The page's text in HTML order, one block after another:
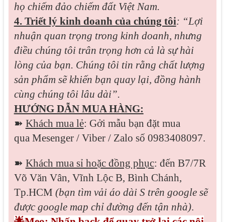
họ chiếm đảo chiếm đất Việt Nam.
4. Triết lý kinh doanh của chúng tôi: “Lợi
nhuận quan trọng trong kinh doanh, nhưng
điều chúng tôi trân trọng hơn cả là sự hài
lòng của bạn. Chúng tôi tin rằng chất lượng
sản phẩm sẽ khiến bạn quay lại, đồng hành
cùng chúng tôi lâu dài”.
HƯỚNG DẪN MUA HÀNG:
➽ Khách mua lẻ: Gởi mẫu bạn đặt mua
qua Mesenger / Viber / Zalo số 0983408097.
➽ Khách mua sỉ hoặc đồng phục: đến B7/7R
Võ Văn Vân, Vĩnh Lộc B, Bình Chánh,
Tp.HCM (bạn tìm vải áo dài S trên google sẽ
được google map chỉ đường đến tận nhà).